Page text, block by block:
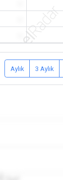
Aylık 3 Aylık